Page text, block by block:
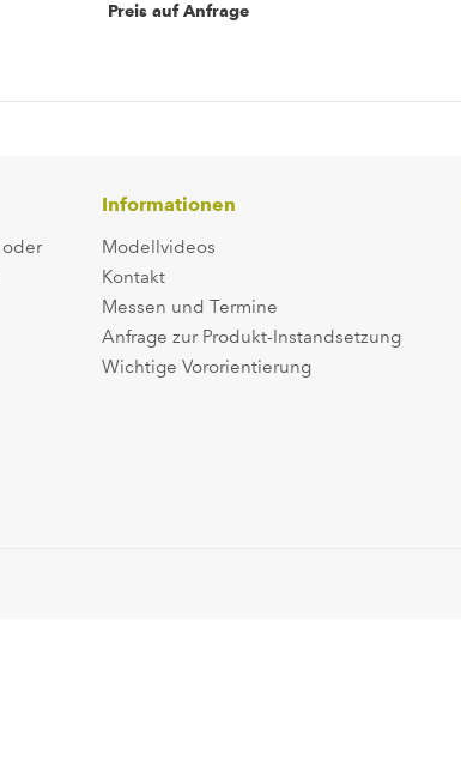
Preis auf Anfrage
oder
Informationen
Modellvideos
Kontakt
Messen und Termine
Anfrage zur Produkt-Instandsetzung
Wichtige Vororientierung